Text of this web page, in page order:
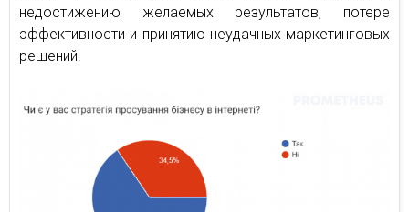
недостижению желаемых результатов, потере
эффективности и принятию неудачных маркетинговых
решений.